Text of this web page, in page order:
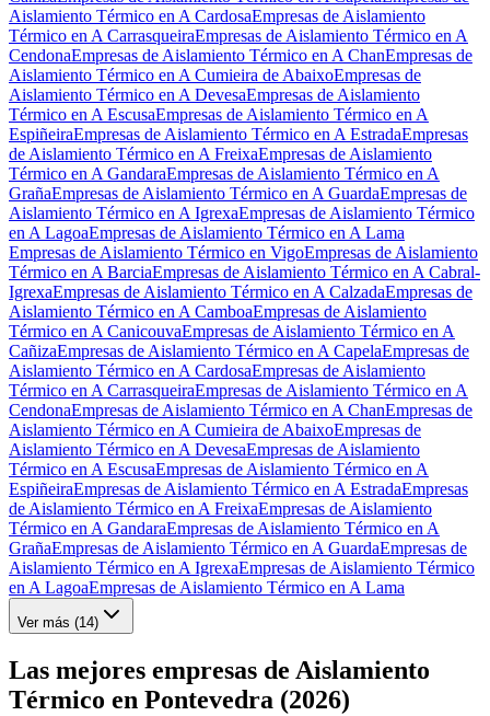
Aislamiento Térmico en A CardosaEmpresas de Aislamiento
Térmico en A CarrasqueiraEmpresas de Aislamiento Térmico en A
CendonaEmpresas de Aislamiento Térmico en A ChanEmpresas de
Aislamiento Térmico en A Cumieira de AbaixoEmpresas de
Aislamiento Térmico en A DevesaEmpresas de Aislamiento
Térmico en A EscusaEmpresas de Aislamiento Térmico en A
EspiñeiraEmpresas de Aislamiento Térmico en A EstradaEmpresas
de Aislamiento Térmico en A FreixaEmpresas de Aislamiento
Térmico en A GandaraEmpresas de Aislamiento Térmico en A
GrañaEmpresas de Aislamiento Térmico en A GuardaEmpresas de
Aislamiento Térmico en A IgrexaEmpresas de Aislamiento Térmico
en A LagoaEmpresas de Aislamiento Térmico en A Lama
Empresas de Aislamiento Térmico en VigoEmpresas de Aislamiento
Térmico en A BarciaEmpresas de Aislamiento Térmico en A Cabral-
IgrexaEmpresas de Aislamiento Térmico en A CalzadaEmpresas de
Aislamiento Térmico en A CamboaEmpresas de Aislamiento
Térmico en A CanicouvaEmpresas de Aislamiento Térmico en A
CañizaEmpresas de Aislamiento Térmico en A CapelaEmpresas de
Aislamiento Térmico en A CardosaEmpresas de Aislamiento
Térmico en A CarrasqueiraEmpresas de Aislamiento Térmico en A
CendonaEmpresas de Aislamiento Térmico en A ChanEmpresas de
Aislamiento Térmico en A Cumieira de AbaixoEmpresas de
Aislamiento Térmico en A DevesaEmpresas de Aislamiento
Térmico en A EscusaEmpresas de Aislamiento Térmico en A
EspiñeiraEmpresas de Aislamiento Térmico en A EstradaEmpresas
de Aislamiento Térmico en A FreixaEmpresas de Aislamiento
Térmico en A GandaraEmpresas de Aislamiento Térmico en A
GrañaEmpresas de Aislamiento Térmico en A GuardaEmpresas de
Aislamiento Térmico en A IgrexaEmpresas de Aislamiento Térmico
en A LagoaEmpresas de Aislamiento Térmico en A Lama
Ver más (14)
Las mejores empresas de Aislamiento
Térmico en Pontevedra (2026)